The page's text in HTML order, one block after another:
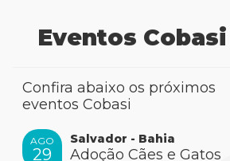
Eventos Cobasi
Confira abaixo os próximos
eventos Cobasi
AGO
29
Salvador - Bahia
Adoção Cães e Gatos